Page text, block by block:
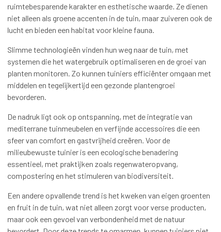
ruimtebesparende karakter en esthetische waarde. Ze dienen
niet alleen als groene accenten in de tuin, maar zuiveren ook de
lucht en bieden een habitat voor kleine fauna.
Slimme technologieën vinden hun weg naar de tuin, met
systemen die het watergebruik optimaliseren en de groei van
planten monitoren. Zo kunnen tuiniers efficiënter omgaan met
middelen en tegelijkertijd een gezonde plantengroei
bevorderen.
De nadruk ligt ook op ontspanning, met de integratie van
mediterrane tuinmeubelen en verfijnde accessoires die een
sfeer van comfort en gastvrijheid creëren. Voor de
milieubewuste tuinier is een ecologische benadering
essentieel, met praktijken zoals regenwateropvang,
compostering en het stimuleren van biodiversiteit.
Een andere opvallende trend is het kweken van eigen groenten
en fruit in de tuin, wat niet alleen zorgt voor verse producten,
maar ook een gevoel van verbondenheid met de natuur